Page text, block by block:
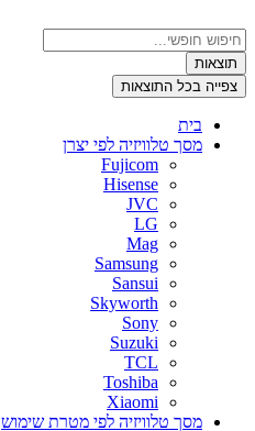
לתוכן
Search
...תוצאות
צפייה בכל התוצאות
בית
מסך טלוויזיה לפי יצרן
Fujicom
Hisense
JVC
LG
Mag
Samsung
Sansui
Skyworth
Sony
Suzuki
TCL
Toshiba
Xiaomi
מסך טלוויזיה לפי מטרת שימוש